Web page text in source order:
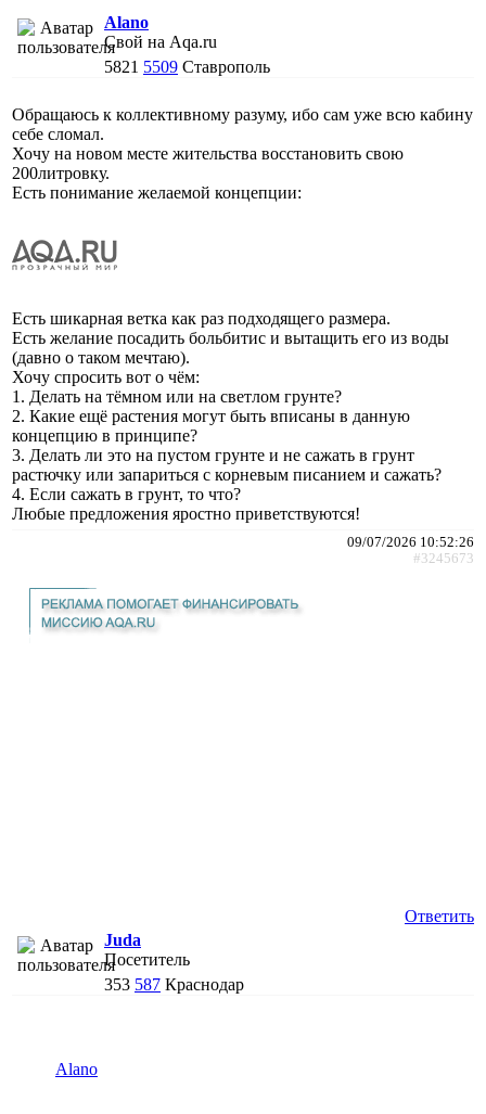
Alano
Свой на Aqa.ru
5821 5509 Ставрополь
Обращаюсь к коллективному разуму, ибо сам уже всю кабину
себе сломал.
Хочу на новом месте жительства восстановить свою
200литровку.
Есть понимание желаемой концепции:
Есть шикарная ветка как раз подходящего размера.
Есть желание посадить больбитис и вытащить его из воды
(давно о таком мечтаю).
Хочу спросить вот о чём:
1. Делать на тёмном или на светлом грунте?
2. Какие ещё растения могут быть вписаны в данную
концепцию в принципе?
3. Делать ли это на пустом грунте и не сажать в грунт
растючку или запариться с корневым писанием и сажать?
4. Если сажать в грунт, то что?
Любые предложения яростно приветствуются!
09/07/2026 10:52:26
#3245673
Ответить
Juda
Посетитель
353 587 Краснодар
Alano